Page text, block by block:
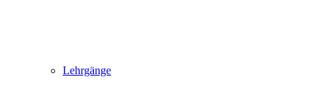
Lehrgänge